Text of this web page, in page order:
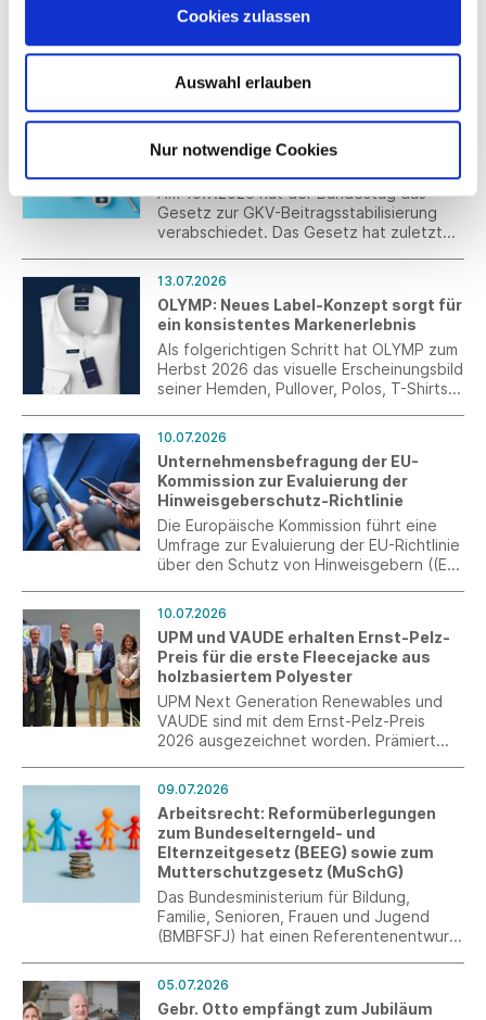
Cookies zulassen
Auswahl erlauben
Nur notwendige Cookies
Mit der Kampagne „From Basic to Ball“
of GENTS Anlassmode für die junge
Generation auf den Punkt. Im Fokus
stehen kuratierte Abschlussball-Looks als
perfekt abgestimmte Couple-Outfits.
Sozialversicherungsrecht:
Verabschiedung des GKV-
Am 10.7.2026 hat der Bundestag das
Gesetz zur GKV-Beitragsstabilisierung
verabschiedet. Das Gesetz hat zuletzt
Bundesrat beraten und verabschiedet.
13.07.2026
OLYMP: Neues Label-Konzept sorgt für
ein konsistentes Markenerlebnis
Als folgerichtigen Schritt hat OLYMP zum
Herbst 2026 das visuelle Erscheinungsbild
seiner Hemden, Pullover, Polos, T-Shirts
gesamte Sortiment hinweg einen
einheitlichen Markenauftritt und sorgt für
mehr Orientierung, Wiedererkennung und
Wertigkeit auf der Verkaufsfläche.
10.07.2026
Unternehmensbefragung der EU-
Kommission zur Evaluierung der
Hinweisgeberschutz-Richtlinie
Die Europäische Kommission führt eine
Umfrage zur Evaluierung der EU-Richtlinie
über den Schutz von Hinweisgebern ((EU)
Unternehmen mit internen
Meldesystemen. Die Teilnahme ist bis zum
31. Juli 2026 möglich.
10.07.2026
UPM und VAUDE erhalten Ernst-Pelz-
Preis für die erste Fleecejacke aus
holzbasiertem Polyester
UPM Next Generation Renewables und
VAUDE sind mit dem Ernst-Pelz-Preis
2026 ausgezeichnet worden. Prämiert
holzbasiertem Polyester. Die
Auszeichnung wurde am 6. Juli im Rahmen
des C.A.R.M.E.N.-Symposiums in
Straubing von Bayerns
Wirtschaftsminister Hubert Aiwanger
überreicht.
09.07.2026
Arbeitsrecht: Reformüberlegungen
zum Bundeselterngeld- und
Elternzeitgesetz (BEEG) sowie zum
Mutterschutzgesetz (MuSchG)
Das Bundesministerium für Bildung,
Familie, Senioren, Frauen und Jugend
(BMBFSFJ) hat einen Referentenentwurf
Elternzeitgesetzes (BEEG) sowie des
Mutterschutzgesetzes (MuSchG)
05.07.2026
Gebr. Otto empfängt zum Jubiläum